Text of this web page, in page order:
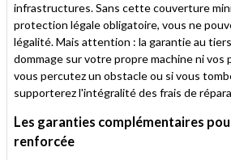
infrastructures. Sans cette couverture
protection légale obligatoire, vous ne
légalité. Mais attention : la garantie au
dommage sur votre propre machine ni vos
vous percutez un obstacle ou si vous
supporterez l'intégralité des frais de
Les garanties complémentaires
renforcée